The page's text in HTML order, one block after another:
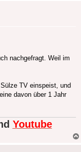
nachgefragt. Weil im
TV einspeist, und
davon über 1 Jahr
Youtube